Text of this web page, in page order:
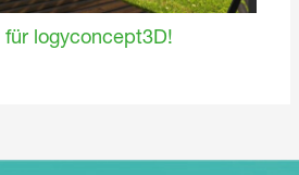
für logyconcept3D!